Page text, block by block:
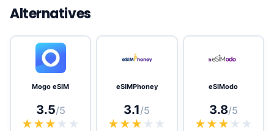
Alternatives
Mogo eSIM
3.5/5
★★★ ★ ★
eSIMPhoney
3.1/5
★★★ ★ ★
eSIModo
3.8/5
★★★ ★ ★